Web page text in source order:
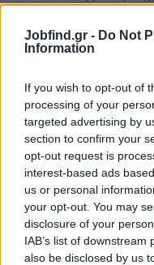
Jobfind.gr - Do Not
Information
If you wish to opt-out of
processing of your
targeted advertising by
section to confirm your
opt-out request is
interest-based ads
us or personal
your opt-out. You may
disclosure of your
IAB’s list of
also be disclosed by us
Ικανότητες
Ηγεσία, στρατηγική
πρωτοβουλιών
Γνώση χειρισμού Η/Υ
Δυνατότητα ταξιδιών
Ευχέρεια στην
πνεύμα εργασίας
Παροχές
Η εταιρία παρέχει
Ευκαιρίες για